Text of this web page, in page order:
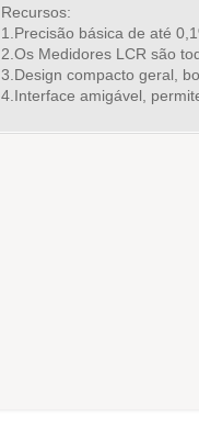
Recursos:
1.Precisão básica de até
2.Os Medidores LCR são
3.Design compacto geral,
4.Interface amigável,